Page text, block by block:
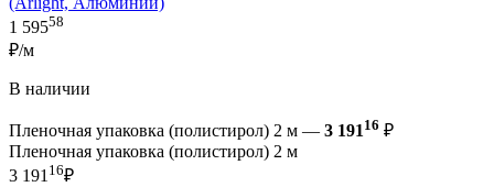
1 59558
₽/м
В наличии
Пленочная упаковка (полистирол) 2 м — 3 191 16 ₽
Пленочная упаковка (полистирол) 2 м
3 19116₽